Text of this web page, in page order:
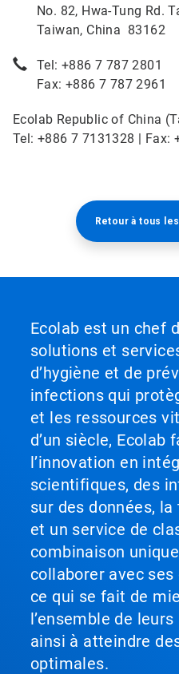
No. 82, Hwa-Tung Rd.
Taiwan, China 83162
Tel: +886 7 787 2801
Fax: +886 7 787 2961
Ecolab Republic of China
Tel: +886 7 7131328 | Fax:
Retour à tous
Ecolab est un chef
solutions et
d’hygiène et de
infections qui
et les ressources
d’un siècle, Ecolab
l’innovation en
scientifiques, des
sur des données, la
et un service de
combinaison
collaborer avec
ce qui se fait de
l’ensemble de
ainsi à atteindre
optimales.